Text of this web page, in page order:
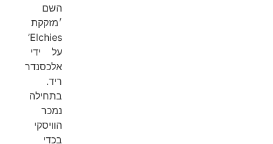
השם
׳מזקקת
Elchies’
על ידי
אלכסנדר
ריד.
בתחילה
נמכר
הוויסקי
בכדי